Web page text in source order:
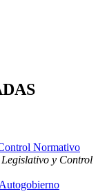
Normativo
y Control